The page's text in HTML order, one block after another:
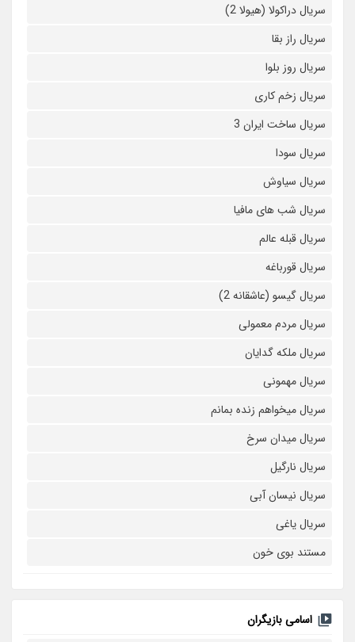
سریال دراکولا (هیولا 2)
سریال راز بقا
سریال روز بلوا
سریال زخم کاری
سریال ساخت ایران 3
سریال سودا
سریال سیاوش
سریال شب های مافیا
سریال قبله عالم
سریال قورباغه
سریال گیسو (عاشقانه 2)
سریال مردم معمولی
سریال ملکه گدایان
سریال مهمونی
سریال میخواهم زنده بمانم
سریال میدان سرخ
سریال نارگیل
سریال نیسان آبی
سریال یاغی
مستند بوی خون
اسامی بازیگران